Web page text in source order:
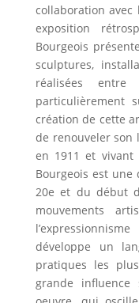
collaboration avec
exposition
Bourgeois
sculptures,
réalisées
particulièrement
création de cette
de renouveler son
en 1911 et vivant
Bourgeois est
20e et du début
mouvements
développe un
pratiques les
grande